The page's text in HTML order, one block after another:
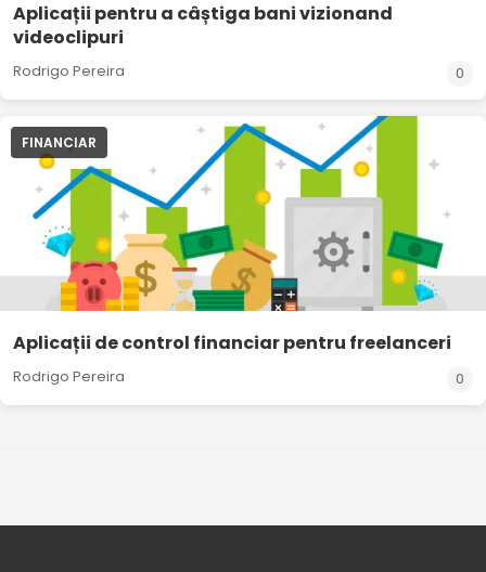
Aplicații pentru a câștiga bani vizionand
videoclipuri
Rodrigo Pereira 0
FINANCIAR
Aplicații de control financiar pentru freelanceri
Rodrigo Pereira 0